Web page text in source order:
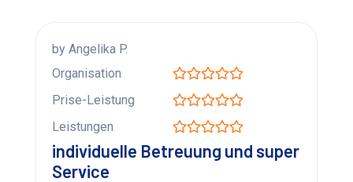
by Angelika P.
Organisation
Prise-Leistung
Leistungen
individuelle Betreuung und super
Service